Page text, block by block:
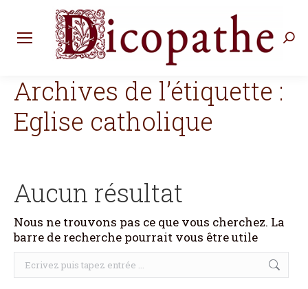
Archives de l’étiquette :
Eglise catholique
Aucun résultat
Nous ne trouvons pas ce que vous cherchez. La
barre de recherche pourrait vous être utile
Recherche
: